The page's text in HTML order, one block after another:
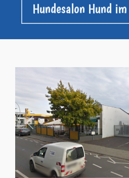
Hundesalon Hund
Vorheriges